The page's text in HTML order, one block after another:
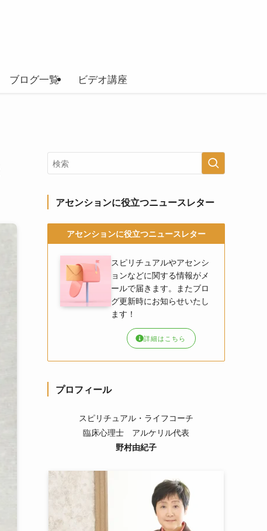
ブログ一覧 ビデオ講座
アセンションに役立つニュースレター
アセンションに役立つニュースレター
スピリチュアルやアセンシ
ョンなどに関する情報がメ
ールで届きます。またブロ
グ更新時にお知らせいたし
ます！
詳細はこちら
プロフィール
スピリチュアル・ライフコーチ
臨床心理士 アルケリル代表
野村由紀子